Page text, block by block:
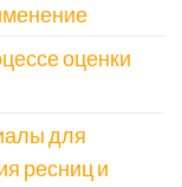
оценки
для
ресниц и